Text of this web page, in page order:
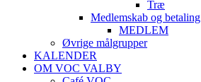
Træ
Medlemskab og betaling
MEDLEM
Øvrige målgrupper
KALENDER
OM VOC VALBY